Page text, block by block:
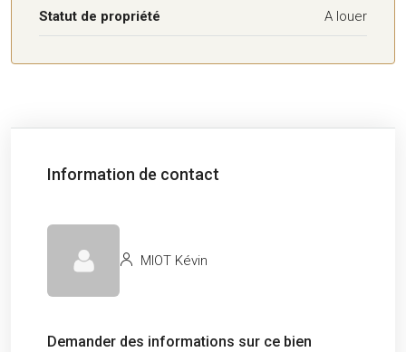
Statut de propriété A louer
Information de contact
MIOT Kévin
Demander des informations sur ce bien